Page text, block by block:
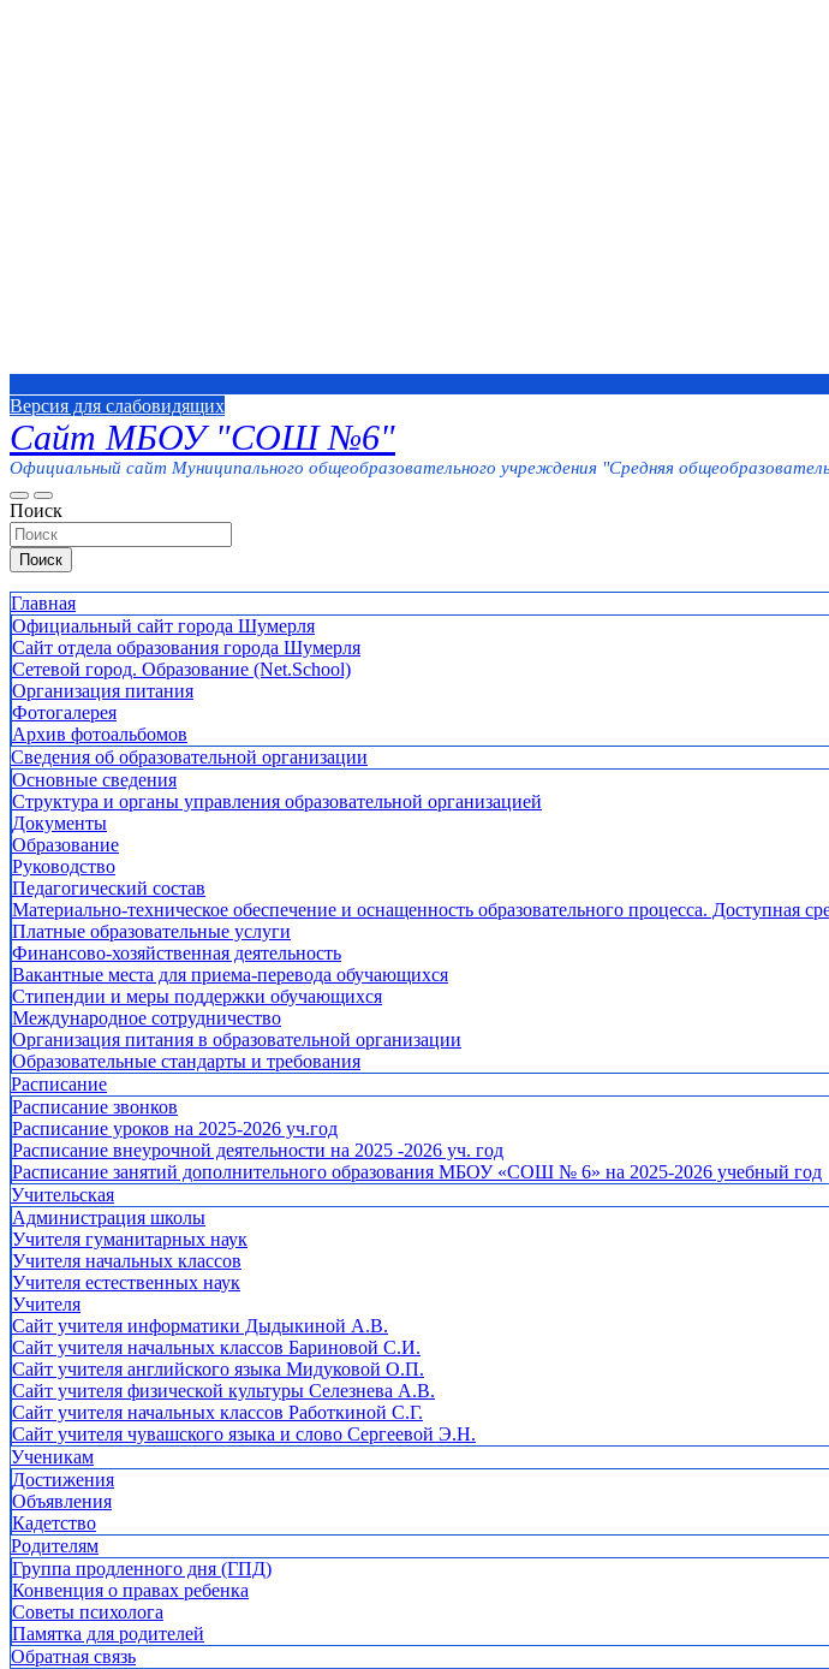
Версия для слабовидящих
Сайт МБОУ "СОШ №6"
Официальный сайт Муниципального общеобразовательного учреждения "Средняя
Поиск
Поиск
Главная
Официальный сайт города Шумерля
Сайт отдела образования города Шумерля
Сетевой город. Образование (Net.School)
Организация питания
Фотогалерея
Архив фотоальбомов
Сведения об образовательной организации
Основные сведения
Структура и органы управления образовательной организацией
Документы
Образование
Руководство
Педагогический состав
Материально-техническое обеспечение и оснащенность образовательного процесса. Доступная
Платные образовательные услуги
Финансово-хозяйственная деятельность
Вакантные места для приема-перевода обучающихся
Стипендии и меры поддержки обучающихся
Международное сотрудничество
Организация питания в образовательной организации
Образовательные стандарты и требования
Расписание
Расписание звонков
Расписание уроков на 2025-2026 уч.год
Расписание внеурочной деятельности на 2025 -2026 уч. год
Расписание занятий дополнительного образования МБОУ «СОШ № 6» на 2025-2026 учебный год
Учительская
Администрация школы
Учителя гуманитарных наук
Учителя начальных классов
Учителя естественных наук
Учителя
Cайт учителя информатики Дыдыкиной А.В.
Сайт учителя начальных классов Бариновой С.И.
Сайт учителя английского языка Мидуковой О.П.
Сайт учителя физической культуры Селезнева А.В.
Сайт учителя начальных классов Работкиной С.Г.
Сайт учителя чувашского языка и слово Сергеевой Э.Н.
Ученикам
Достижения
Объявления
Кадетство
Родителям
Группа продленного дня (ГПД)
Конвенция о правах ребенка
Советы психолога
Памятка для родителей
Обратная связь